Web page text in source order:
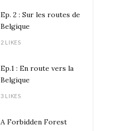
Ep. 2 : Sur les routes de
Belgique
2 LIKES
Ep.1 : En route vers la
Belgique
3 LIKES
A Forbidden Forest